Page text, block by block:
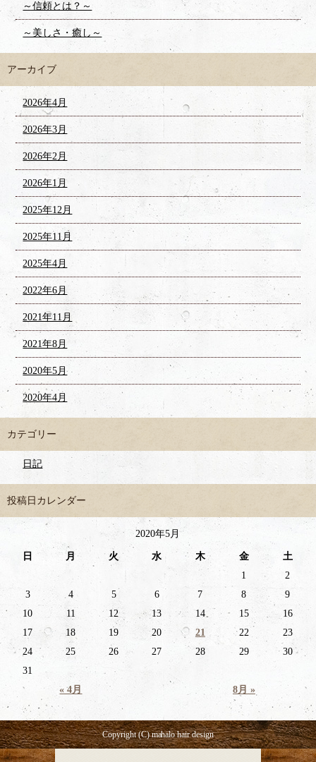
～信頼とは？～
～美しさ・癒し～
アーカイブ
2026年4月
2026年3月
2026年2月
2026年1月
2025年12月
2025年11月
2025年4月
2022年6月
2021年11月
2021年8月
2020年5月
2020年4月
カテゴリー
日記
投稿日カレンダー
2020年5月
日 月 火 水 木 金 土
« 4月 8月 »
1
2
3
4 5 6 7 8
9
10
11 12 13 14 15
16
17
18 19 20 21 22
23
24
25 26 27 28 29
30
31
Copyright (C) mahalo hair design